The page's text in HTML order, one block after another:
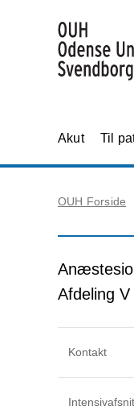
Akut Til
OUH Forside
Afdeling V
Kontakt